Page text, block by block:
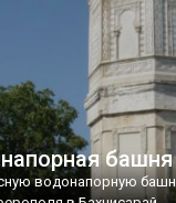
водонапорную